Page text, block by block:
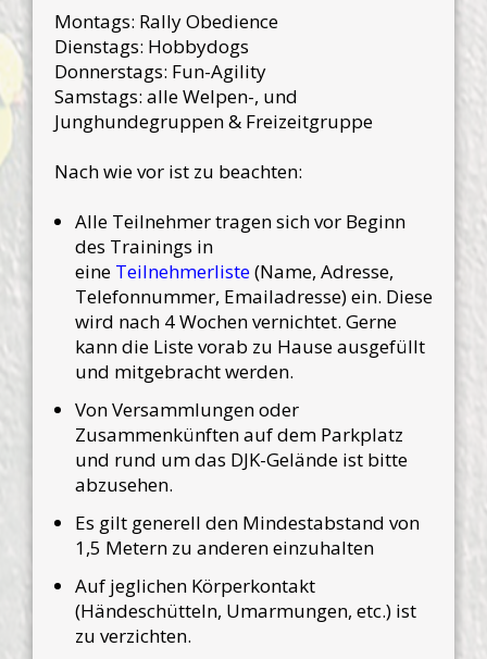
Montags: Rally Obedience
Dienstags: Hobbydogs
Donnerstags: Fun-Agility
Samstags: alle Welpen-, und
Junghundegruppen & Freizeitgruppe
Nach wie vor ist zu beachten:
Alle Teilnehmer tragen sich vor Beginn
des Trainings in
eine Teilnehmerliste(Name, Adresse,
Telefonnummer, Emailadresse) ein. Diese
wird nach 4 Wochen vernichtet. Gerne
kann die Liste vorab zu Hause ausgefüllt
und mitgebracht werden.
Von Versammlungen oder
Zusammenkünften auf dem Parkplatz
und rund um das DJK-Gelände ist bitte
abzusehen.
Es gilt generell den Mindestabstand von
1,5 Metern zu anderen einzuhalten
Auf jeglichen Körperkontakt
(Händeschütteln, Umarmungen, etc.) ist
zu verzichten.